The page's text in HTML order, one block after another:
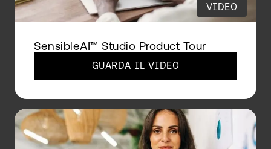
VIDEO
SensibleAI™ Studio Product Tour
GUARDA IL VIDEO